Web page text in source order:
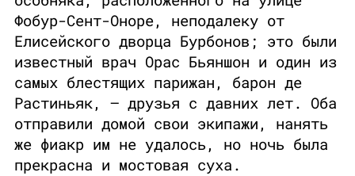
Фобур-Сент-Оноре, неподалеку от
Елисейского дворца Бурбонов; это были
известный врач Орас Бьяншон и один из
самых блестящих парижан, барон де
Растиньяк, — друзья с давних лет. Оба
отправили домой свои экипажи, нанять
же фиакр им не удалось, но ночь была
прекрасна и мостовая суха.